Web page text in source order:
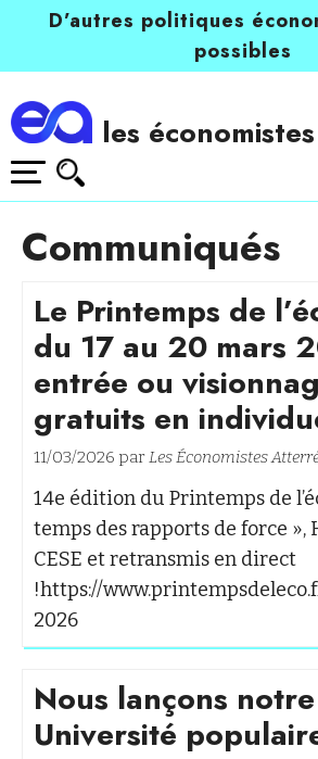
D’autres politiques
possibles
les
Communiqués
Le Printemps de
du 17 au 20 mars
entrée ou
gratuits en
11/03/2026 parLes Économistes
14e édition du Printemps de
temps des rapports de force »,
CESE et retransmis en direct
!https://
2026
Nous lançons notre
Université